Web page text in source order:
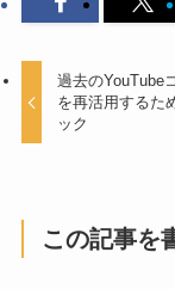
過去のYouTube
を再活用するた
ック
この記事を